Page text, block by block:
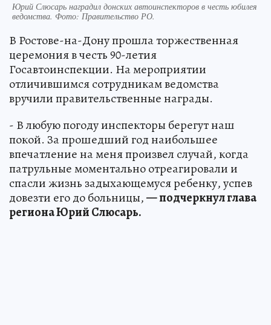
Юрий Слюсарь наградил донских автоинспекторов в честь юбилея
ведомства. Фото: Правительство РО.
В Ростове-на-Дону прошла торжественная
церемония в честь 90-летия
Госавтоинспекции. На мероприятии
отличившимся сотрудникам ведомства
вручили правительственные награды.
- В любую погоду инспекторы берегут наш
покой. За прошедший год наибольшее
впечатление на меня произвел случай, когда
патрульные моментально отреагировали и
спасли жизнь задыхающемуся ребенку, успев
довезти его до больницы,— подчеркнул глава
региона Юрий Слюсарь.